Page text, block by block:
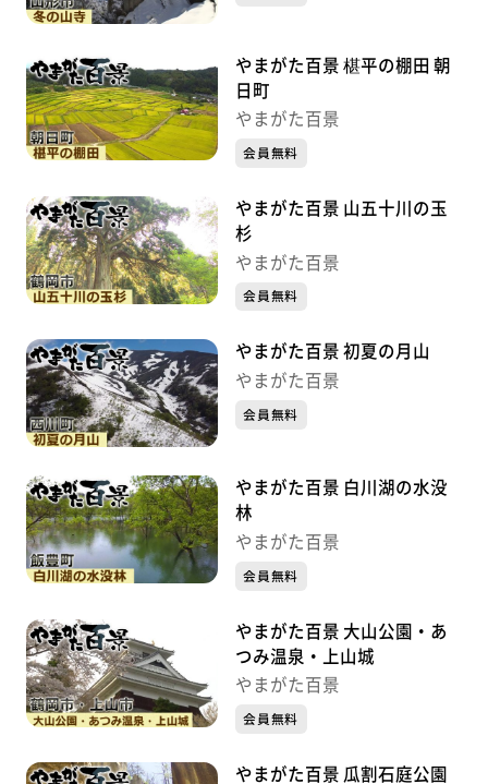
やまがた百景 椹平の棚田 朝
日町
やまがた百景
会員無料
やまがた百景 山五十川の玉
杉
やまがた百景
会員無料
やまがた百景 初夏の月山
やまがた百景
会員無料
やまがた百景 白川湖の水没
林
やまがた百景
会員無料
やまがた百景 大山公園・あ
つみ温泉・上山城
やまがた百景
会員無料
やまがた百景 瓜割石庭公園